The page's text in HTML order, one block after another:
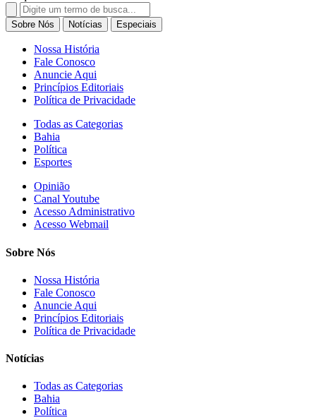
Search
for:
Sobre Nós Notícias Especiais
Nossa História
Fale Conosco
Anuncie Aqui
Princípios Editoriais
Política de Privacidade
Todas as Categorias
Bahia
Política
Esportes
Opinião
Canal Youtube
Acesso Administrativo
Acesso Webmail
Sobre Nós
Nossa História
Fale Conosco
Anuncie Aqui
Princípios Editoriais
Política de Privacidade
Notícias
Todas as Categorias
Bahia
Política